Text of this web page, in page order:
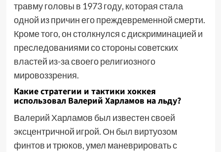
травму головы в 1973 году, которая стала
одной из причин его преждевременной смерти.
Кроме того, он столкнулся с дискриминацией и
преследованиями со стороны советских
властей из-за своего религиозного
мировоззрения.
Какие стратегии и тактики хоккея
использовал Валерий Харламов на льду?
Валерий Харламов был известен своей
эксцентричной игрой. Он был виртуозом
финтов и трюков, умел маневрировать с